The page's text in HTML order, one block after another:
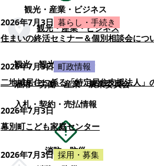
観光・産業・ビジネス
観光・産業・ビジネス
観光
観光・イベント
雇用・労働
産業
農業委員会
入札・契約・売払情報
消防・防災
2026年7月3日 暮らし・手続き
住まいの終活セミナー＆個別相談会につ
2026年7月3日 町政情報
二地域居住に係る「特定居住支援法人」
2026年7月3日
幕別町こども家庭センター
2026年7月3日 採用・募集